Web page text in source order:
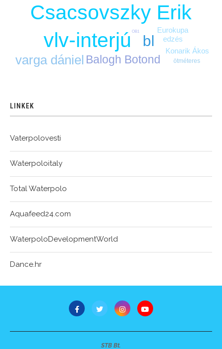
Csacsovszky Erik
vlv-interjú bl
varga dániel Balogh Botond
edzés
Eurokupa
Konarik Ákos
ötméteres
OB1
LINKEK
Vaterpolovesti
Waterpoloitaly
Total Waterpolo
Aquafeed24.com
WaterpoloDevelopmentWorld
Dance.hr
STB Bt.